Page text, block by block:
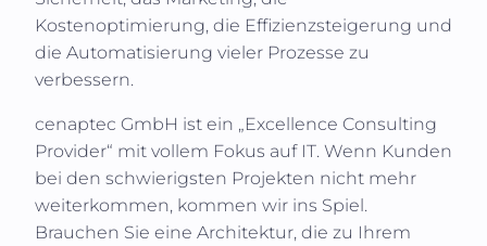
Kostenoptimierung, die Effizienzsteigerung und
die Automatisierung vieler Prozesse zu
verbessern.
cenaptec GmbH ist ein „Excellence Consulting
Provider“ mit vollem Fokus auf IT. Wenn Kunden
bei den schwierigsten Projekten nicht mehr
weiterkommen, kommen wir ins Spiel.
Brauchen Sie eine Architektur, die zu Ihrem